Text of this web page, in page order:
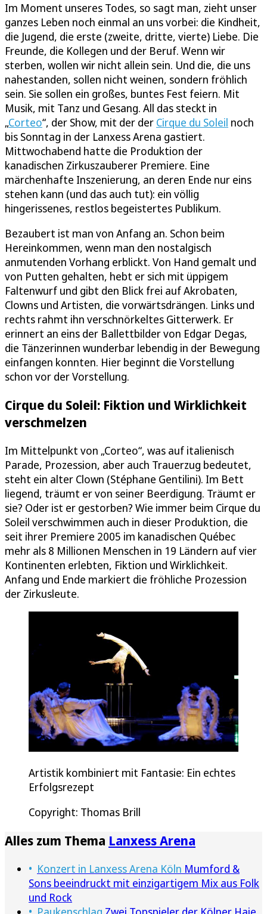
Im Moment unseres Todes, so sagt man, zieht unser
ganzes Leben noch einmal an uns vorbei: die Kindheit,
die Jugend, die erste (zweite, dritte, vierte) Liebe. Die
Freunde, die Kollegen und der Beruf. Wenn wir
sterben, wollen wir nicht allein sein. Und die, die uns
nahestanden, sollen nicht weinen, sondern fröhlich
sein. Sie sollen ein großes, buntes Fest feiern. Mit
Musik, mit Tanz und Gesang. All das steckt in
„Corteo“, der Show, mit der der Cirque du Soleil noch
bis Sonntag in der Lanxess Arena gastiert.
Mittwochabend hatte die Produktion der
kanadischen Zirkuszauberer Premiere. Eine
märchenhafte Inszenierung, an deren Ende nur eins
stehen kann (und das auch tut): ein völlig
hingerissenes, restlos begeistertes Publikum.
Bezaubert ist man von Anfang an. Schon beim
Hereinkommen, wenn man den nostalgisch
anmutenden Vorhang erblickt. Von Hand gemalt und
von Putten gehalten, hebt er sich mit üppigem
Faltenwurf und gibt den Blick frei auf Akrobaten,
Clowns und Artisten, die vorwärtsdrängen. Links und
rechts rahmt ihn verschnörkeltes Gitterwerk. Er
erinnert an eins der Ballettbilder von Edgar Degas,
die Tänzerinnen wunderbar lebendig in der Bewegung
einfangen konnten. Hier beginnt die Vorstellung
schon vor der Vorstellung.
Cirque du Soleil: Fiktion und Wirklichkeit
verschmelzen
Im Mittelpunkt von „Corteo“, was auf italienisch
Parade, Prozession, aber auch Trauerzug bedeutet,
steht ein alter Clown (Stéphane Gentilini). Im Bett
liegend, träumt er von seiner Beerdigung. Träumt er
sie? Oder ist er gestorben? Wie immer beim Cirque du
Soleil verschwimmen auch in dieser Produktion, die
seit ihrer Premiere 2005 im kanadischen Québec
mehr als 8 Millionen Menschen in 19 Ländern auf vier
Kontinenten erlebten, Fiktion und Wirklichkeit.
Anfang und Ende markiert die fröhliche Prozession
der Zirkusleute.
Artistik kombiniert mit Fantasie: Ein echtes
Erfolgsrezept
Copyright: Thomas Brill
Alles zum Thema Lanxess Arena
Konzert in Lanxess Arena Köln Mumford &
Sons beeindruckt mit einzigartigem Mix aus Folk
und Rock